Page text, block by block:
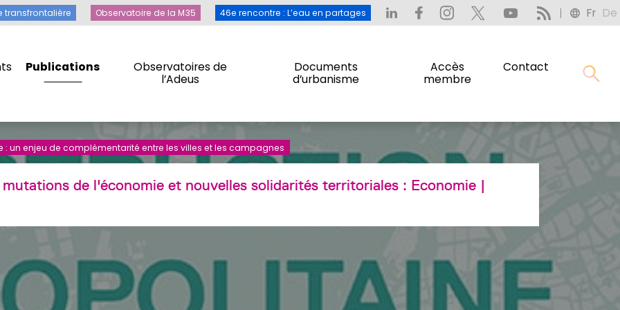
Publications
Observatoires de
l’Adeus
Documents
d’urbanisme
Accès
membre
Contact
transfrontalière Observatoire de la M35 46e rencontre : L’eau en partages Fr De
Toile transfrontalière Observatoire de la M35 46e rencontre : L’eau en partages Fr De
un enjeu de complémentarité entre les villes et les campagnes
de l'économie et nouvelles solidarités territoriales : Economie|